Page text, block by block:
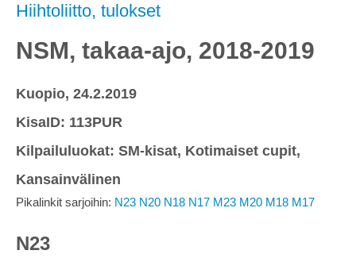
Hiihtoliitto, tulokset
NSM, takaa-ajo, 2018-2019
Kuopio, 24.2.2019
KisaID: 113PUR
Kilpailuluokat: SM-kisat, Kotimaiset cupit,
Kansainvälinen
Pikalinkit sarjoihin: N23 N20 N18 N17 M23 M20 M18 M17
N23